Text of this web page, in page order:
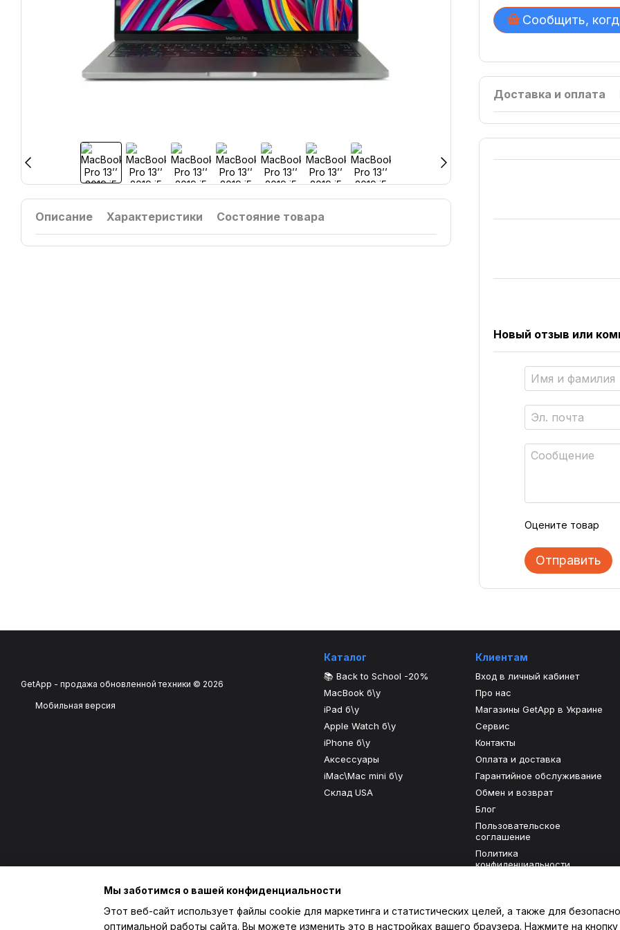
Описание Характеристики Состояние товара
Сообщить,
Доставка и оплата
Новый отзыв или
Оцените товар
Отправить
GetApp - продажа обновленной техники © 2026
Мобильная версия
Каталог
📚 Back to School -20%
MacBook б\у
iPad б\у
Apple Watch б\у
iPhone б\у
Аксессуары
iMac\Mac mini б\у
Склад USA
Клиентам
Вход в личный кабинет
Про нас
Магазины GetApp в Украине
Сервис
Контакты
Оплата и доставка
Гарантийное обслуживание
Обмен и возврат
Блог
Пользовательское
соглашение
Политика
конфиденциальности
Мы в соцсетях
Мы заботимся о вашей конфиденциальности
Этот веб-сайт использует файлы cookie для маркетинга и статистических целей, а также для
оптимальной работы сайта. Вы можете изменить это в настройках вашего браузера. Нажмите на кнопку